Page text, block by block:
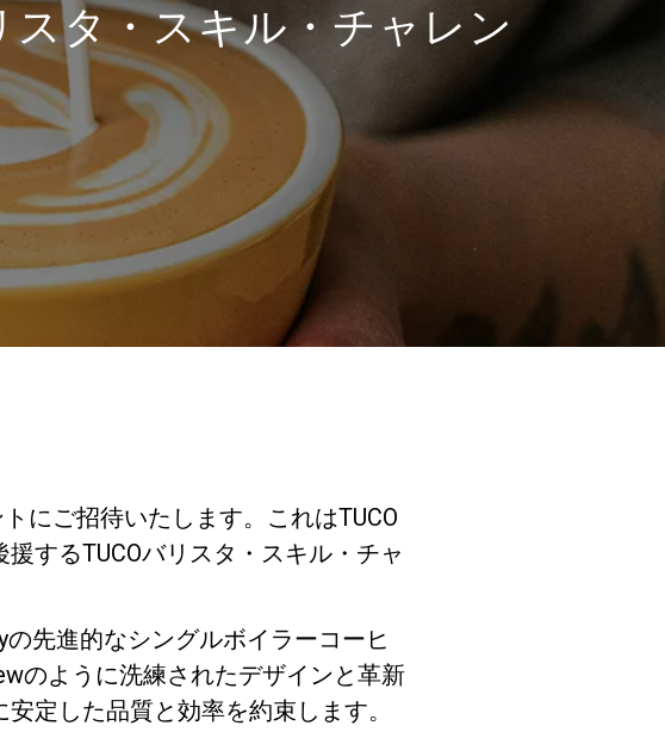
タ・スキル・チャレン
にご招待いたします。これはTUCO
するTUCOバリスタ・スキル・チャ
先進的なシングルボイラーコーヒ
のように洗練されたデザインと革新
定した品質と効率を約束します。
の
研究室紹介
サスティナビ
リティ
お問い合わせ